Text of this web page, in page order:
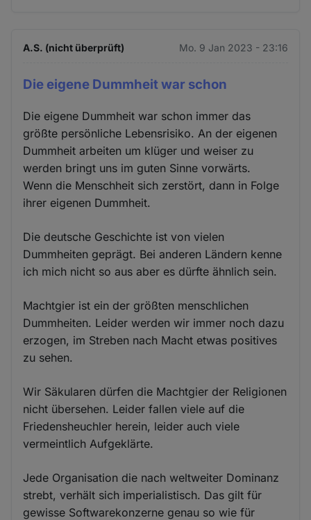
A.S. (nicht überprüft) Mo. 9 Jan 2023 - 23:16
Die eigene Dummheit war schon
Die eigene Dummheit war schon immer das
größte persönliche Lebensrisiko. An der eigenen
Dummheit arbeiten um klüger und weiser zu
werden bringt uns im guten Sinne vorwärts.
Wenn die Menschheit sich zerstört, dann in Folge
ihrer eigenen Dummheit.
Die deutsche Geschichte ist von vielen
Dummheiten geprägt. Bei anderen Ländern kenne
ich mich nicht so aus aber es dürfte ähnlich sein.
Machtgier ist ein der größten menschlichen
Dummheiten. Leider werden wir immer noch dazu
erzogen, im Streben nach Macht etwas positives
zu sehen.
Wir Säkularen dürfen die Machtgier der Religionen
nicht übersehen. Leider fallen viele auf die
Friedensheuchler herein, leider auch viele
vermeintlich Aufgeklärte.
Jede Organisation die nach weltweiter Dominanz
strebt, verhält sich imperialistisch. Das gilt für
gewisse Softwarekonzerne genau so wie für